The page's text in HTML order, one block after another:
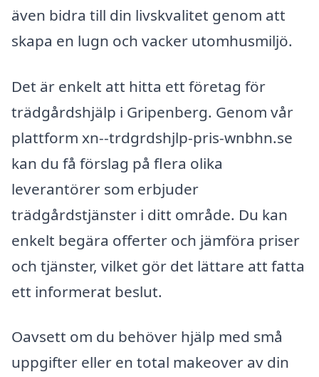
även bidra till din livskvalitet genom att
skapa en lugn och vacker utomhusmiljö.
Det är enkelt att hitta ett företag för
trädgårdshjälp i Gripenberg. Genom vår
plattform xn--trdgrdshjlp-pris-wnbhn.se
kan du få förslag på flera olika
leverantörer som erbjuder
trädgårdstjänster i ditt område. Du kan
enkelt begära offerter och jämföra priser
och tjänster, vilket gör det lättare att fatta
ett informerat beslut.
Oavsett om du behöver hjälp med små
uppgifter eller en total makeover av din